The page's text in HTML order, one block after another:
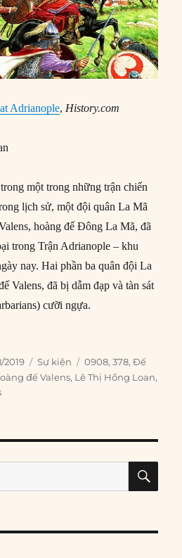
Adrianople,History.com
một trong những trận chiến
lịch sử, một đội quân La Mã
hoàng đế Đông La Mã, đã
trong Trận Adrianople – khu
nay. Hai phần ba quân đội La
Valens, đã bị dẫm đạp và tàn sát
cưỡi ngựa.
Người La Mã bị đánh bại tại
2019 Categories
Sự kiện Tags
0908,378,Đế
đế Valens, Lê Thị Hồng Loan,